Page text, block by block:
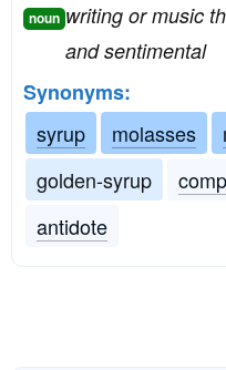
noun writing or music
and sentimental
Synonyms:
syrup
molasses
golden-syrup
antidote